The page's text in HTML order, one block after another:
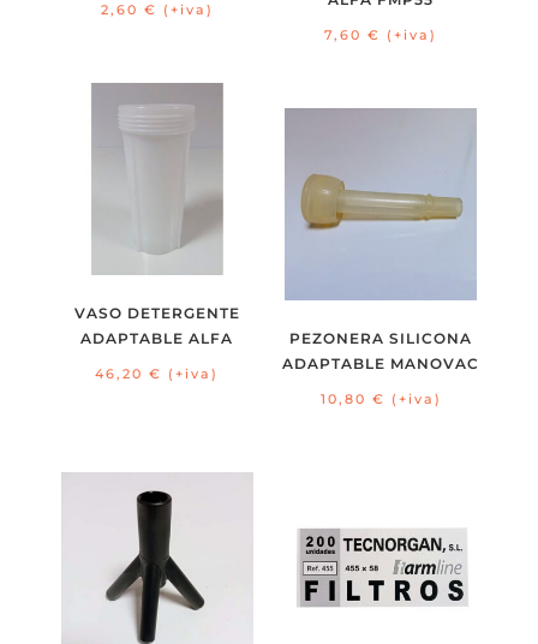
2,60 € (+iva)
7,60€ (+iva)
VASO DETERGENTE
ADAPTABLE ALFA
46,20€ (+iva)
PEZONERA SILICONA
ADAPTABLE MANOVAC
10,80 € (+iva)